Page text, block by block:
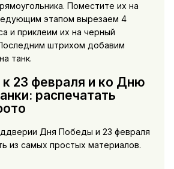
Поместите их на
этапом вырезаем 4
и приклеим их на черный
штрихом добавим
танк.
23 февраля и ко Дню
распечатать
Дня Победы и 23 февраля
из самых простых материалов.